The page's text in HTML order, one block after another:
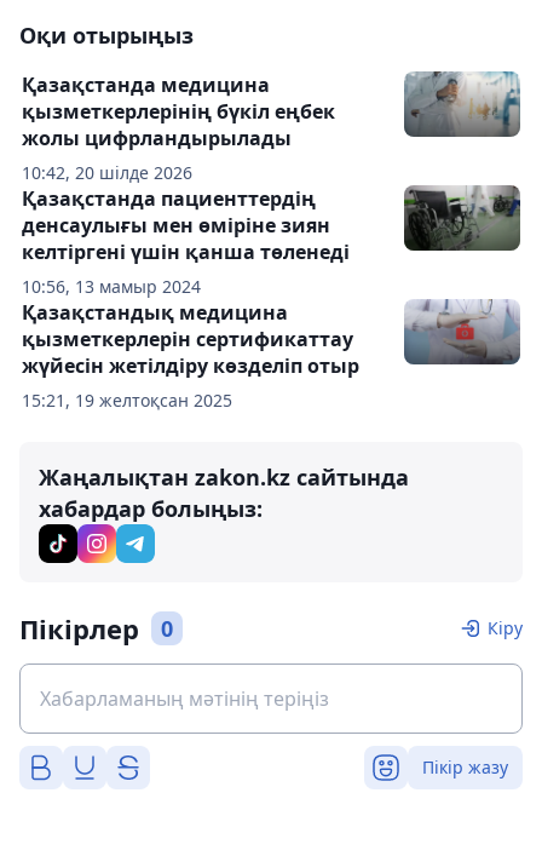
Оқи отырыңыз
10:42, 20 шілде 2026
Қазақстанда медицина
қызметкерлерінің бүкіл еңбек
жолы цифрландырылады
10:56, 13 мамыр 2024
Қазақстанда пациенттердің
денсаулығы мен өміріне зиян
келтіргені үшін қанша төленеді
15:21, 19 желтоқсан 2025
Қазақстандық медицина
қызметкерлерін сертификаттау
жүйесін жетілдіру көзделіп отыр
Жаңалықтан zakon.kz сайтында
хабардар болыңыз:
Пікірлер 0 Кіру
Пікір жазу